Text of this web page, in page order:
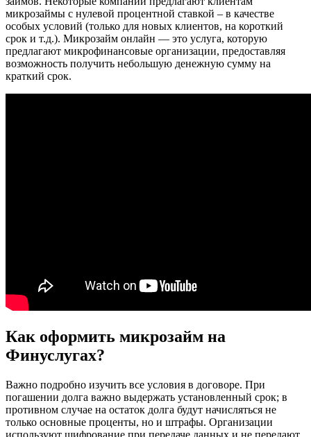
микрозаймы с нулевой процентной ставкой – в качестве
особых условий (только для новых клиентов, на короткий
срок и т.д.). Микрозайм онлайн — это услуга, которую
предлагают микрофинансовые организации, предоставляя
возможность получить небольшую денежную сумму на
краткий срок.
Как оформить микрозайм на
Финуслугах?
Важно подробно изучить все условия в договоре. При
погашении долга важно выдержать установленный срок; в
противном случае на остаток долга будут начисляться не
только основные проценты, но и штрафы. Организации
используют шифрование при передаче данных и не передают